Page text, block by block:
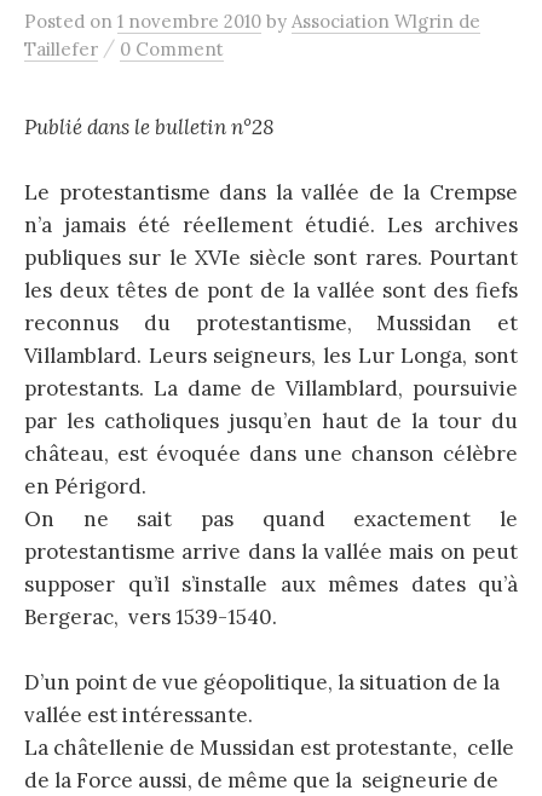
Posted on 1 novembre 2010 by Association Wlgrin de
Taillefer / 0 Comment
Publié dans le bulletin n°28
Le protestantisme dans la vallée de la Crempse
n’a jamais été réellement étudié. Les archives
publiques sur le XVIe siècle sont rares. Pourtant
les deux têtes de pont de la vallée sont des fiefs
reconnus du protestantisme, Mussidan et
Villamblard. Leurs seigneurs, les Lur Longa, sont
protestants. La dame de Villamblard, poursuivie
par les catholiques jusqu’en haut de la tour du
château, est évoquée dans une chanson célèbre
en Périgord.
On ne sait pas quand exactement le
protestantisme arrive dans la vallée mais on peut
supposer qu’il s’installe aux mêmes dates qu’à
Bergerac, vers 1539-1540.
D’un point de vue géopolitique, la situation de la
vallée est intéressante.
La châtellenie de Mussidan est protestante, celle
de la Force aussi, de même que la seigneurie de